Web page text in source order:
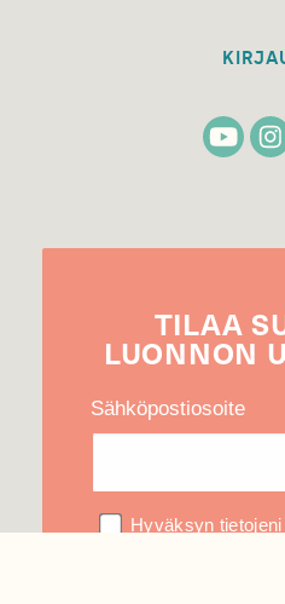
TILAA
LUONNON
Sähköpostiosoite
Hyväksyn